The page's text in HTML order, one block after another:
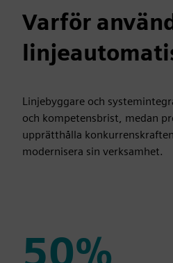
Varför
Linjebyggare och
och kompetensbrist, medan
upprätthålla
modernisera sin verksamhet.
50%